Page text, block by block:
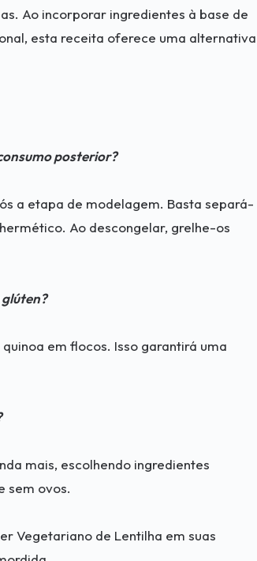
Ao incorporar ingredientes à base de
esta receita oferece uma alternativa
posterior?
a etapa de modelagem. Basta separá-
Ao descongelar, grelhe-os
em flocos. Isso garantirá uma
mais, escolhendo ingredientes
sem ovos.
Vegetariano de Lentilha em suas